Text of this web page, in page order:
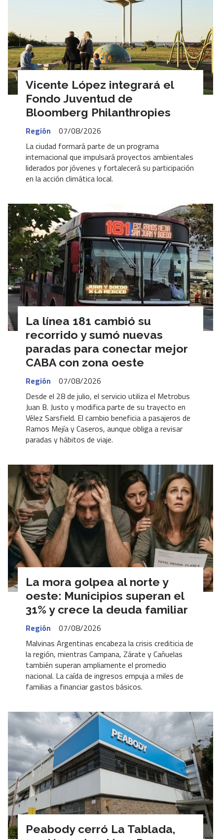
Vicente López integrará el
Fondo Juventud de
Bloomberg Philanthropies
Región
07/08/2026
La ciudad formará parte de un programa
internacional que impulsará proyectos ambientales
liderados por jóvenes y fortalecerá su participación
en la acción climática local.
La línea 181 cambió su
recorrido y sumó nuevas
paradas para conectar mejor
CABA con zona oeste
Región
07/08/2026
Desde el 28 de julio, el servicio utiliza el Metrobus
Juan B. Justo y modifica parte de su trayecto en
Vélez Sarsfield. El cambio beneficia a pasajeros de
Ramos Mejía y Caseros, aunque obliga a revisar
paradas y hábitos de viaje.
La mora golpea al norte y
oeste: Municipios superan el
31% y crece la deuda familiar
Región
07/08/2026
Malvinas Argentinas encabeza la crisis crediticia de
la región, mientras Campana, Zárate y Cañuelas
también superan ampliamente el promedio
nacional. La caída de ingresos empuja a miles de
familias a financiar gastos básicos.
Peabody cerró La Tablada,